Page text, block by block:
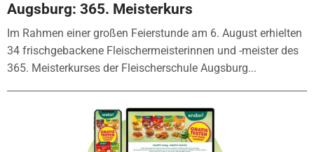
Augsburg: 365. Meisterkurs
Im Rahmen einer großen Feierstunde am 6. August erhielten
34 frischgebackene Fleischermeisterinnen und -meister des
365. Meisterkurses der Fleischerschule Augsburg...